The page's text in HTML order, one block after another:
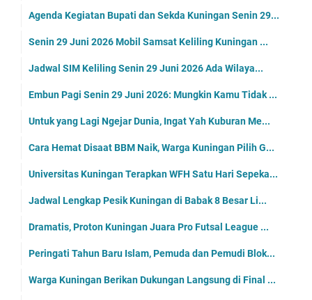
Agenda Kegiatan Bupati dan Sekda Kuningan Senin 29...
Senin 29 Juni 2026 Mobil Samsat Keliling Kuningan ...
Jadwal SIM Keliling Senin 29 Juni 2026 Ada Wilaya...
Embun Pagi Senin 29 Juni 2026: Mungkin Kamu Tidak ...
Untuk yang Lagi Ngejar Dunia, Ingat Yah Kuburan Me...
Cara Hemat Disaat BBM Naik, Warga Kuningan Pilih G...
Universitas Kuningan Terapkan WFH Satu Hari Sepeka...
Jadwal Lengkap Pesik Kuningan di Babak 8 Besar Li...
Dramatis, Proton Kuningan Juara Pro Futsal League ...
Peringati Tahun Baru Islam, Pemuda dan Pemudi Blok...
Warga Kuningan Berikan Dukungan Langsung di Final ...